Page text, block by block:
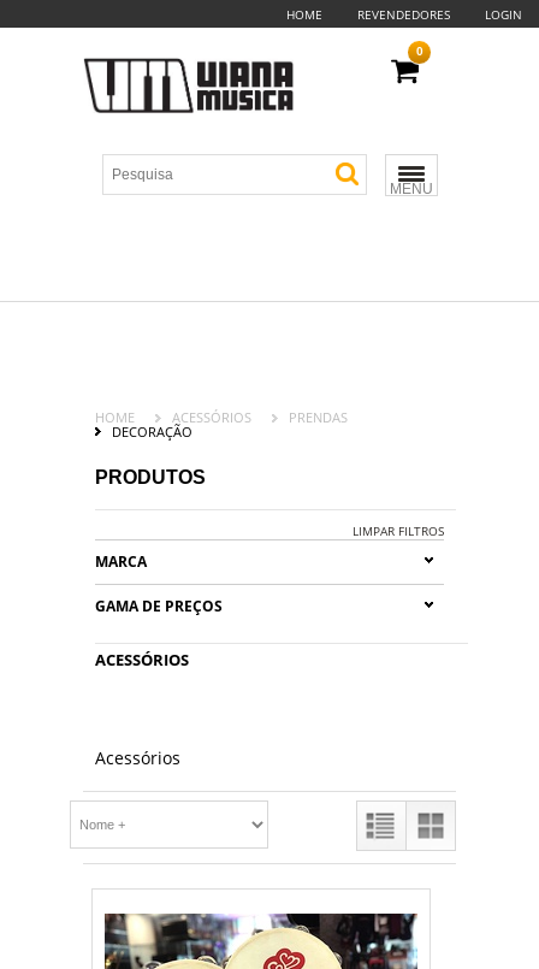
HOME REVENDEDORES LOGIN
MENU
0
HOME ACESSÓRIOS
PRENDAS
DECORAÇÃO
PRODUTOS
LIMPAR FILTROS
MARCA
GAMA DE PREÇOS
ACESSÓRIOS
Acessórios